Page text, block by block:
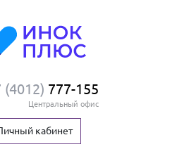
(4012) 777-155
Центральный офис
кабинет